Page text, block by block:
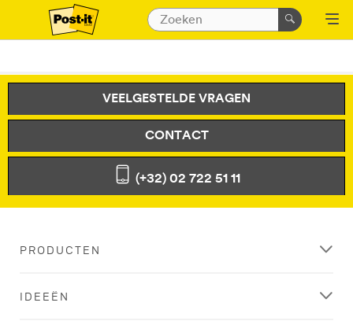
VEELGESTELDE VRAGEN
CONTACT
(+32) 02 722 51 11
PRODUCTEN
IDEEËN